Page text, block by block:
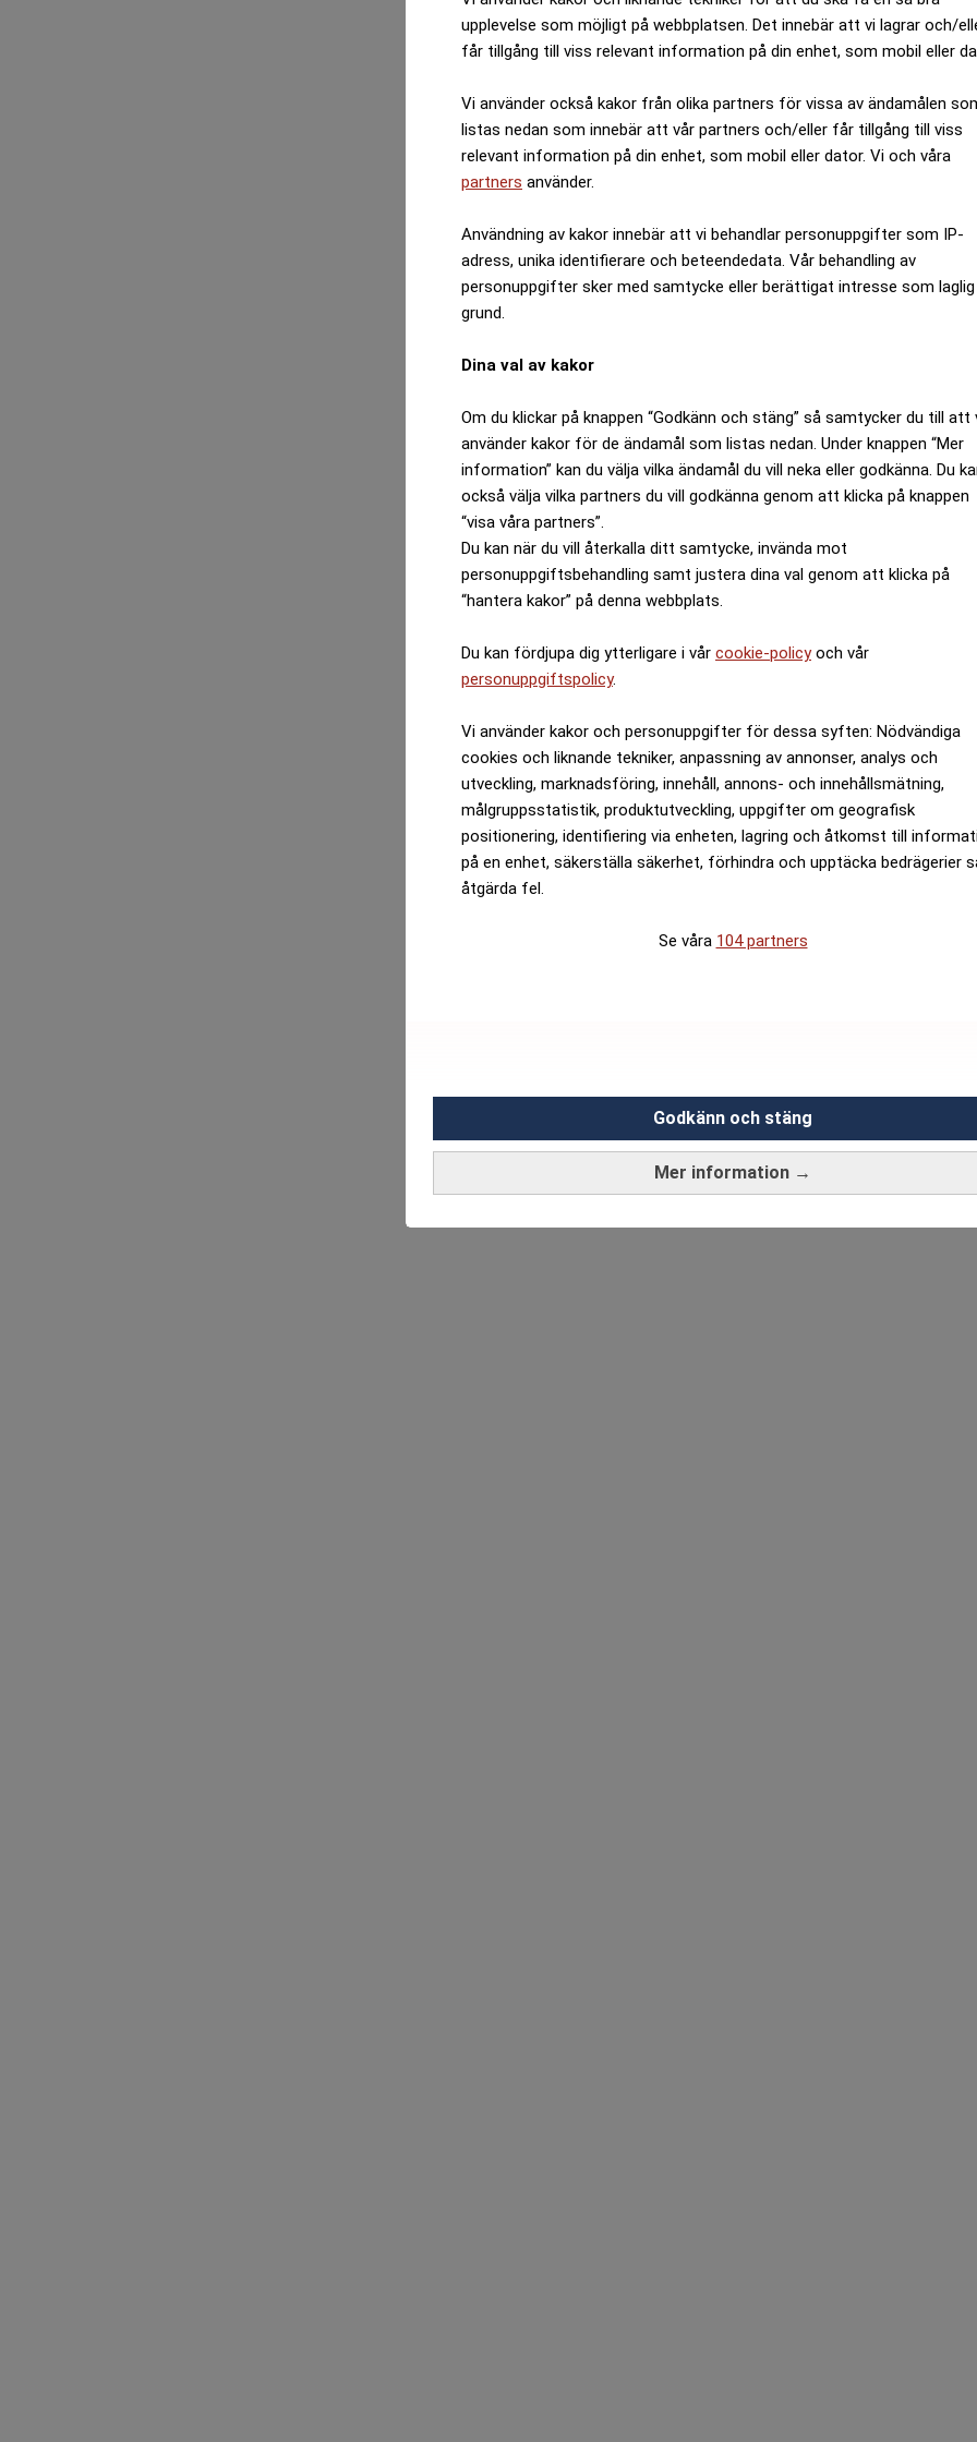
upplevelse som möjligt på webbplatsen. Det innebär att vi lagrar och/
får tillgång till viss relevant information på din enhet, som mobil eller
Vi använder också kakor från olika partners för vissa av ändamålen
listas nedan som innebär att vår partners och/eller får tillgång till viss
relevant information på din enhet, som mobil eller dator. Vi och våra
partners använder.
Användning av kakor innebär att vi behandlar personuppgifter som IP-
adress, unika identifierare och beteendedata. Vår behandling av
personuppgifter sker med samtycke eller berättigat intresse som laglig
grund.
Dina val av kakor
Om du klickar på knappen “Godkänn och stäng” så samtycker du till att
använder kakor för de ändamål som listas nedan. Under knappen “Mer
information” kan du välja vilka ändamål du vill neka eller godkänna. Du
också välja vilka partners du vill godkänna genom att klicka på knappen
“visa våra partners”.
Du kan när du vill återkalla ditt samtycke, invända mot
personuppgiftsbehandling samt justera dina val genom att klicka på
“hantera kakor” på denna webbplats.
Du kan fördjupa dig ytterligare i vår cookie-policyoch vår
personuppgiftspolicy.
Vi använder kakor och personuppgifter för dessa syften: Nödvändiga
cookies och liknande tekniker, anpassning av annonser, analys och
utveckling, marknadsföring, innehåll, annons- och innehållsmätning,
målgruppsstatistik, produktutveckling, uppgifter om geografisk
positionering, identifiering via enheten, lagring och åtkomst till
på en enhet, säkerställa säkerhet, förhindra och upptäcka bedrägerier
åtgärda fel.
Se våra 104 partners
Mer information →
Godkänn och stäng